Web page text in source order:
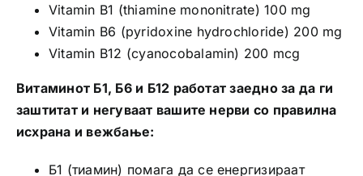
Vitamin B1 (thiamine mononitrate) 100 mg
Vitamin B6 (pyridoxine hydrochloride) 200 mg
Vitamin B12 (cyanocobalamin) 200 mcg
Витаминот Б1, Б6 и Б12 работат заедно за да ги
заштитат и негуваат вашите нерви со правилна
исхрана и вежбање:
Б1 (тиамин) помага да се енергизираат